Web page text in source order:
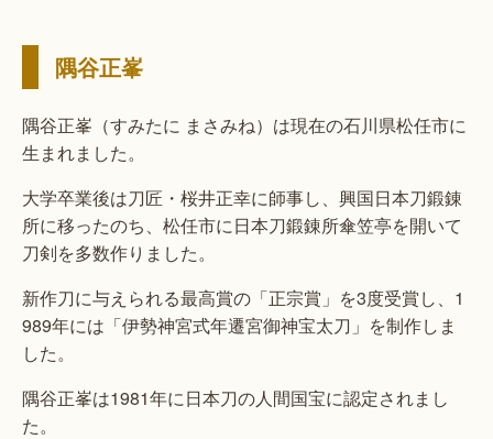
隅谷正峯
隅谷正峯（すみたに まさみね）は現在の石川県松任市に
生まれました。
大学卒業後は刀匠・桜井正幸に師事し、興国日本刀鍛錬
所に移ったのち、松任市に日本刀鍛錬所傘笠亭を開いて
刀剣を多数作りました。
新作刀に与えられる最高賞の「正宗賞」を3度受賞し、1
989年には「伊勢神宮式年遷宮御神宝太刀」を制作しま
した。
隅谷正峯は1981年に日本刀の人間国宝に認定されまし
た。